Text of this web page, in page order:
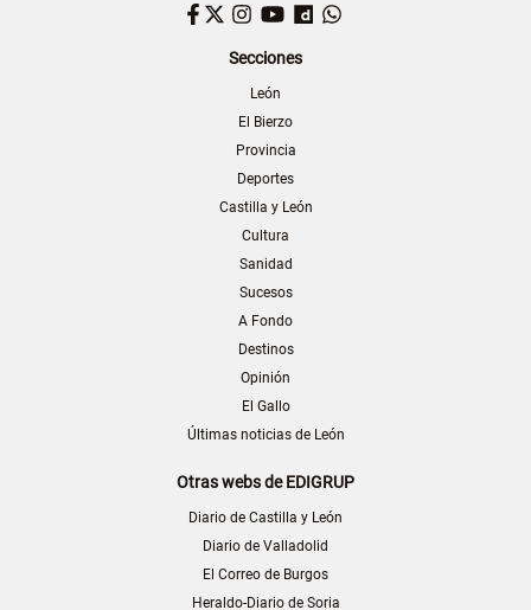
Facebook
TwitterInstagram
YouTubeDailymotion
Secciones
León
El Bierzo
Provincia
Deportes
Castilla y León
Cultura
Sanidad
Sucesos
A Fondo
Destinos
Opinión
El Gallo
Últimas noticias de León
Otras webs de EDIGRUP
Diario de Castilla y León
Diario de Valladolid
El Correo de Burgos
Heraldo-Diario de Soria